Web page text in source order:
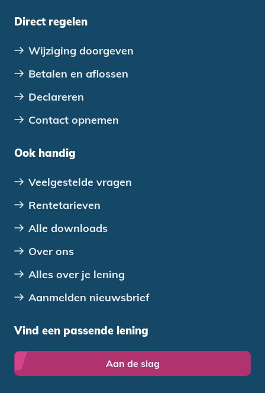
Direct regelen
Wijziging doorgeven
Betalen en aflossen
Declareren
Contact opnemen
Ook handig
Veelgestelde vragen
Rentetarieven
Alle downloads
Over ons
Alles over je lening
Aanmelden nieuwsbrief
Vind een passende lening
Aan de slag